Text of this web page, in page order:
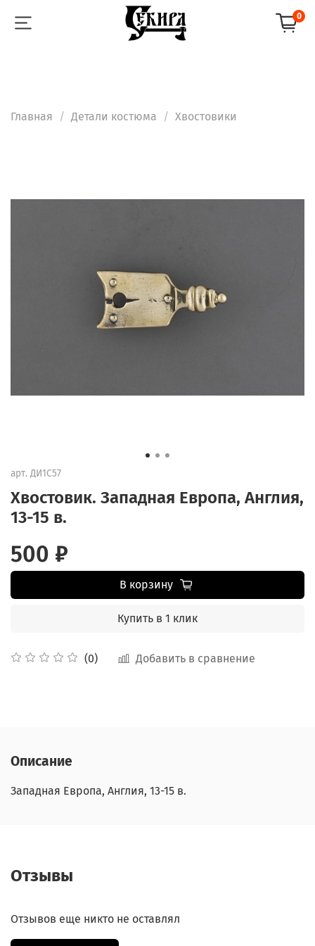
0
Главная Детали костюма Хвостовики
арт. ДИ1С57
Хвостовик. Западная Европа, Англия,
13-15 в.
(0) Добавить в сравнение
500 ₽
В корзину
Купить в 1 клик
Описание
Западная Европа, Англия, 13-15 в.
Отзывы
Отзывов еще никто не оставлял